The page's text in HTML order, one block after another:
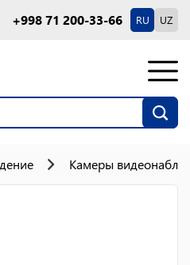
+998 71 200-33-66 RU UZ
Камеры